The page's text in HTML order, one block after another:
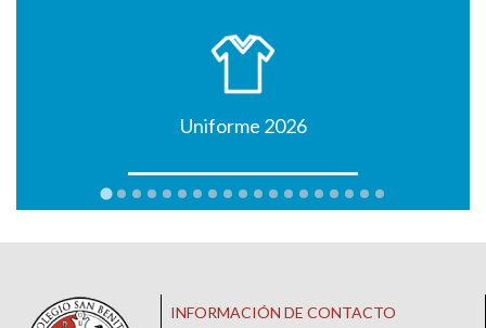
Uniforme 2026
INFORMACIÓN DE CONTACTO